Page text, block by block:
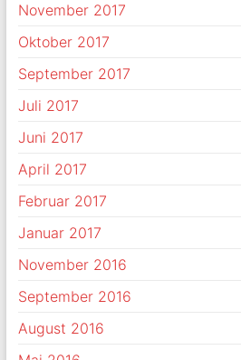
November 2017
Oktober 2017
September 2017
Juli 2017
Juni 2017
April 2017
Februar 2017
Januar 2017
November 2016
September 2016
August 2016